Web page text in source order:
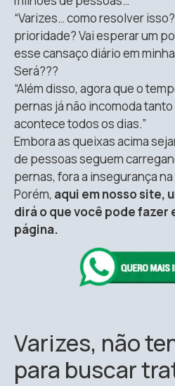
“Varizes… como resolver
prioridade? Vai esperar um
esse cansaço diário em
Será???
“Além disso, agora que o
pernas já não incomoda
acontece todos os dias.”
Embora as queixas acima
de pessoas seguem
pernas, fora a insegurança
Porém, aqui em nosso site,
dirá o que você pode fazer
página.
Varizes, não
para buscar